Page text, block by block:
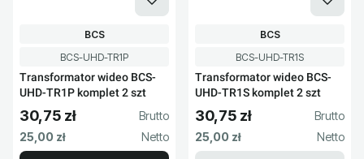
Kod produktu
BCS-UHD-TR1P
Transformator wideo BCS-
UHD-TR1P komplet 2 szt
PRODUCENT
BCS
Cena brutto
30,75 zł
Cena netto
25,00 zł
Kod produktu
BCS-UHD-TR1S
Transformator wideo BCS-
UHD-TR1S komplet 2 szt
PRODUCENT
BCS
Cena brutto
30,75 zł
Cena netto
25,00 zł